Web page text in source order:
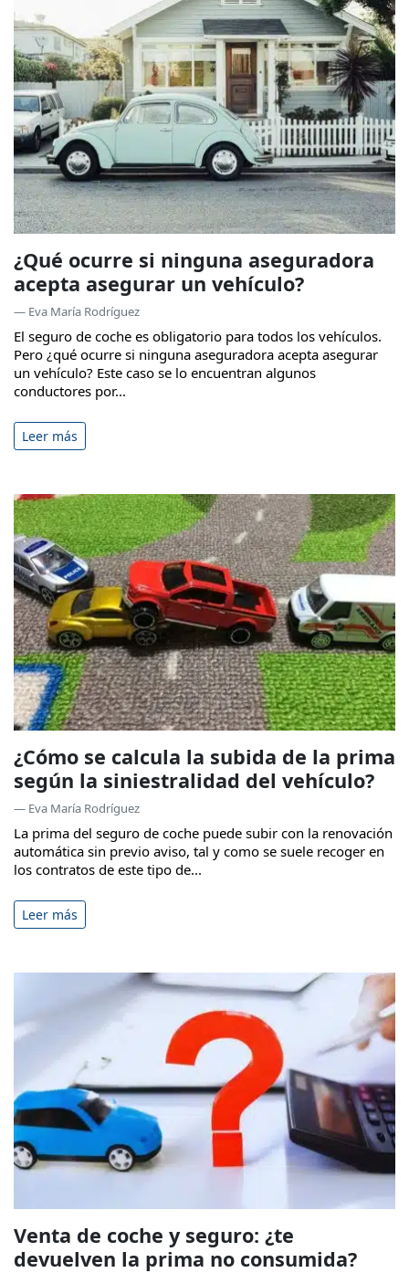
¿Qué ocurre si ninguna aseguradora
acepta asegurar un vehículo?
— Eva María Rodríguez
El seguro de coche es obligatorio para todos los vehículos.
Pero ¿qué ocurre si ninguna aseguradora acepta asegurar
un vehículo? Este caso se lo encuentran algunos
conductores por...
Leer más
¿Cómo se calcula la subida de la prima
según la siniestralidad del vehículo?
— Eva María Rodríguez
La prima del seguro de coche puede subir con la renovación
automática sin previo aviso, tal y como se suele recoger en
los contratos de este tipo de...
Leer más
Venta de coche y seguro: ¿te
devuelven la prima no consumida?